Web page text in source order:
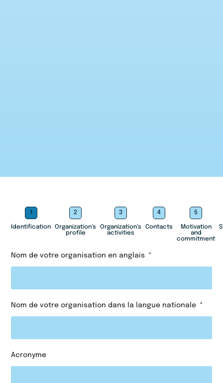
Identification
2
Organization’s
profile
3
Organization’s
activities
4
Contacts
5
Motivation
and
commitment
Nom de votre organisation en anglais
Nom de votre organisation dans la langue nationale
Acronyme